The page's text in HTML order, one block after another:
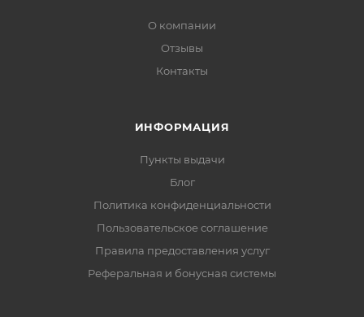
О компании
Отзывы
Контакты
ИНФОРМАЦИЯ
Пункты выдачи
Блог
Политика конфиденциальности
Пользовательское соглашение
Правила предоставления услуг
Реферальная и бонусная системы